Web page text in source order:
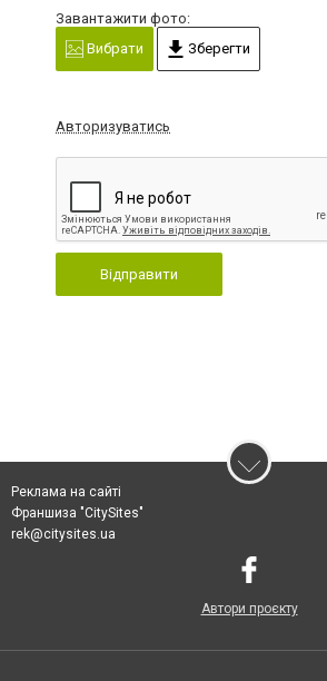
Завантажити фото:
Вибрати
Зберегти
Авторизуватись
Відправити
Реклама на сайті
Франшиза "CitySites"
rek@citysites.ua
Автори проєкту